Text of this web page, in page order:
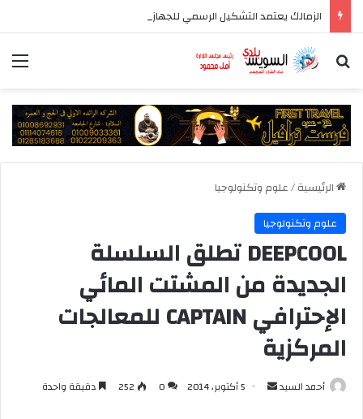
بحث عن
الرئيسية/علوم وتكنولوجيا
علوم وتكنولوجيا
DEEPCOOL تطلق السلسلة
الجديدة من المشتت المائي
الإحترافي CAPTAIN للمعالجات
المركزية
أحمد السيد
أرسل 5 أكتوبر، 2014 0
252 دقيقة واحدة